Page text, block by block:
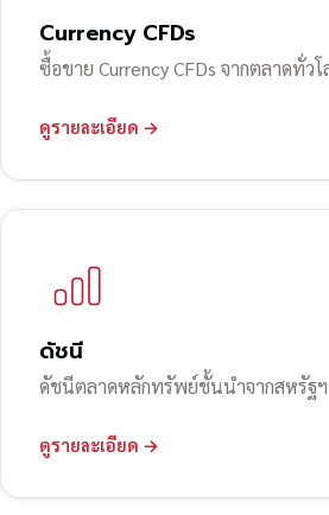
Currency CFDs
ซื้อขาย Currency CFDs จากตลาดทั่วโ
ดูรายละเอียด →
ดัชนี
ดัชนีตลาดหลักทรัพย์ชั้นนำจากสหรัฐฯ
ดูรายละเอียด →